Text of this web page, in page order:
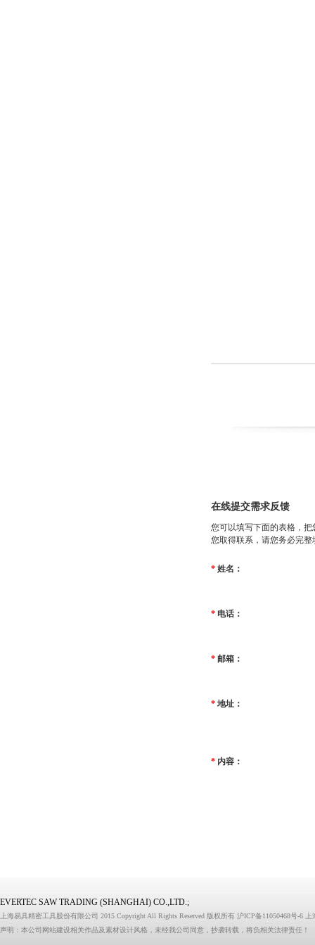
在线提交需求反馈
您可以填写下面的表格，
您取得联系，请您务必完
* 姓名：
* 电话：
* 邮箱：
* 地址：
* 内容：
EVERTEC SAW TRADING (SHANGHAI) CO.,LTD.;
上海易具精密工具股份有限公司 2015 Copyright All Rights Reserved 版权所有 沪ICP备11050468号-6
声明：本公司网站建设相关作品及素材设计风格，未经我公司同意，抄袭转载，将负相关法律责任！